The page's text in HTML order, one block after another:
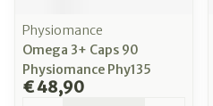
Physiomance
Omega 3+ Caps 90
Physiomance Phy135
€ 48,90